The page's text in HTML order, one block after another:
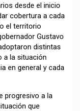
desde el inicio
cobertura a cada
el territorio
Gustavo
distintas
a la situación
en general y cada
progresivo a la
que